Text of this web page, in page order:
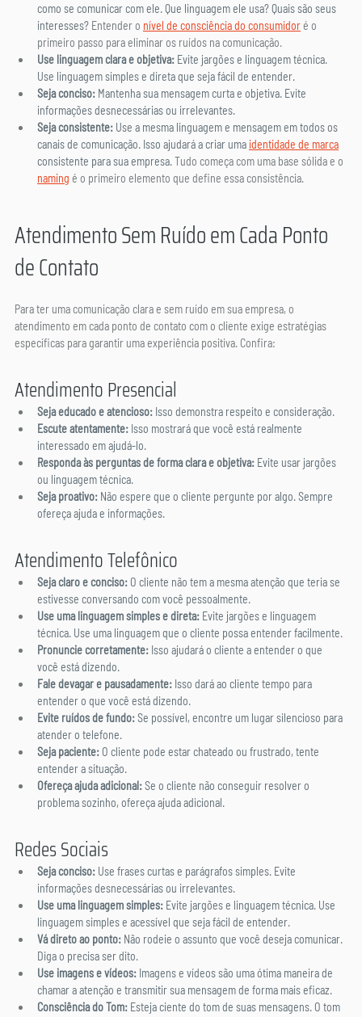
como se comunicar com ele. Que linguagem ele usa? Quais são seus
interesses? Entender o nível de consciência do consumidor é o
primeiro passo para eliminar os ruídos na comunicação.
Use linguagem clara e objetiva: Evite jargões e linguagem técnica.
Use linguagem simples e direta que seja fácil de entender.
Seja conciso: Mantenha sua mensagem curta e objetiva. Evite
informações desnecessárias ou irrelevantes.
Seja consistente: Use a mesma linguagem e mensagem em todos os
canais de comunicação. Isso ajudará a criar uma identidade de marca
consistente para sua empresa. Tudo começa com uma base sólida e o
naming é o primeiro elemento que define essa consistência.
Atendimento Sem Ruído em Cada Ponto
de Contato
Para ter uma comunicação clara e sem ruído em sua empresa, o
atendimento em cada ponto de contato com o cliente exige estratégias
específicas para garantir uma experiência positiva. Confira:
Atendimento Presencial
Seja educado e atencioso: Isso demonstra respeito e consideração.
Escute atentamente: Isso mostrará que você está realmente
interessado em ajudá-lo.
Responda às perguntas de forma clara e objetiva: Evite usar jargões
ou linguagem técnica.
Seja proativo: Não espere que o cliente pergunte por algo. Sempre
ofereça ajuda e informações.
Atendimento Telefônico
Seja claro e conciso: O cliente não tem a mesma atenção que teria se
estivesse conversando com você pessoalmente.
Use uma linguagem simples e direta: Evite jargões e linguagem
técnica. Use uma linguagem que o cliente possa entender facilmente.
Pronuncie corretamente: Isso ajudará o cliente a entender o que
você está dizendo.
Fale devagar e pausadamente: Isso dará ao cliente tempo para
entender o que você está dizendo.
Evite ruídos de fundo: Se possível, encontre um lugar silencioso para
atender o telefone.
Seja paciente: O cliente pode estar chateado ou frustrado, tente
entender a situação.
Ofereça ajuda adicional: Se o cliente não conseguir resolver o
problema sozinho, ofereça ajuda adicional.
Redes Sociais
Seja conciso: Use frases curtas e parágrafos simples. Evite
informações desnecessárias ou irrelevantes.
Use uma linguagem simples: Evite jargões e linguagem técnica. Use
linguagem simples e acessível que seja fácil de entender.
Vá direto ao ponto: Não rodeie o assunto que você deseja comunicar.
Diga o precisa ser dito.
Use imagens e vídeos: Imagens e vídeos são uma ótima maneira de
chamar a atenção e transmitir sua mensagem de forma mais eficaz.
Consciência do Tom: Esteja ciente do tom de suas mensagens. O tom